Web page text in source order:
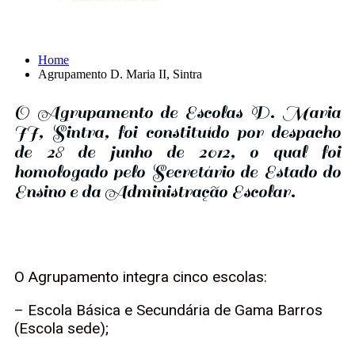
Home
Agrupamento D. Maria II, Sintra
O Agrupamento de Escolas D. Maria
II, Sintra, foi constituído por despacho
de 28 de junho de 2012, o qual foi
homologado pelo Secretário de Estado do
Ensino e da Administração Escolar.
O Agrupamento integra cinco escolas:
– Escola Básica e Secundária de Gama Barros
(Escola sede);